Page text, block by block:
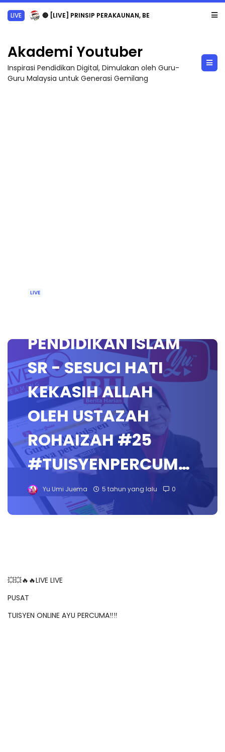
LIVE 🔴 [LIVE] PRINSIP PERAKAUNAN, BEDAH TUNTAS SOALAN 1 TRIAL OLEH CIKGU ...
Akademi Youtuber
Inspirasi Pendidikan Digital, Dimulakan oleh Guru-
Guru Malaysia untuk Generasi Gemilang
LIVE
PENDIDIKAN ISLAM
SR - SESUCI HATI
KEKASIH ALLAH
OLEH USTAZAH
ROHAIZAH #25
#TUISYENPERCUM…
Yu Umi Juema 5 tahun yang lalu 0
💥💥🔥🔥LIVE LIVE
PUSAT
TUISYEN ONLINE AYU PERCUMA‼️‼️